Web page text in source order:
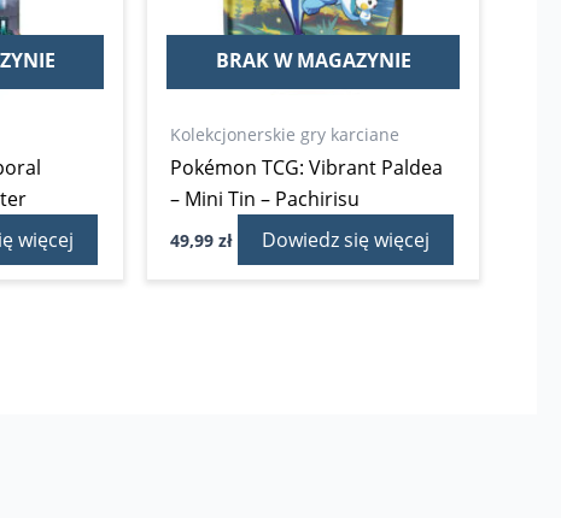
więcej
BRAK W MAGAZYNIE
Kolekcjonerskie gry karciane
Pokémon TCG: Vibrant Paldea
– Mini Tin – Pachirisu
49,99zł Dowiedz się więcej